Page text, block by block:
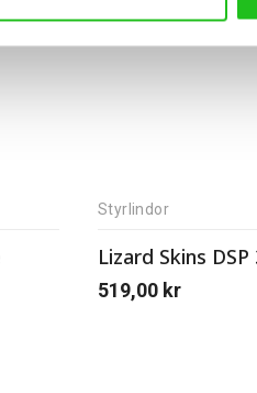
Styrlindor
519,00 kr